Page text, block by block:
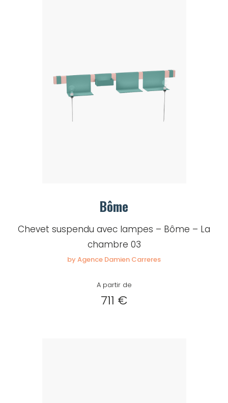
Bôme
Chevet suspendu avec lampes – Bôme – La
chambre 03
by Agence Damien Carreres
A partir de
711 €